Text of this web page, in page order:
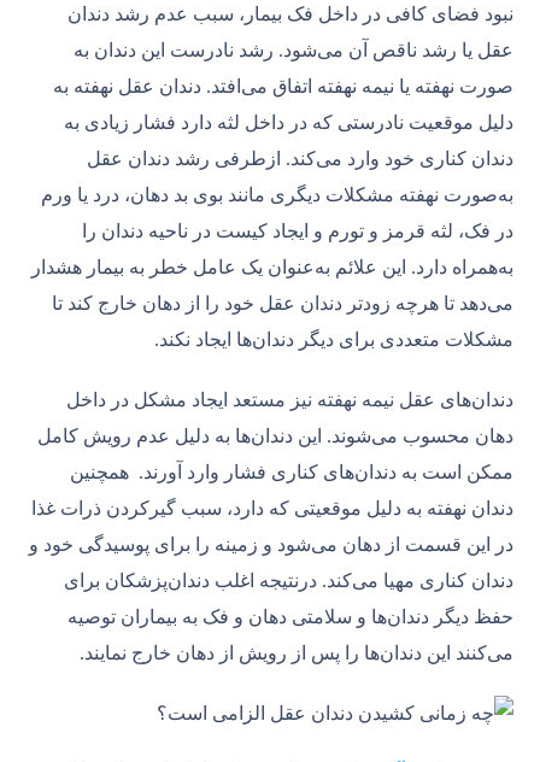
نبود فضای کافی در داخل فک بیمار، سبب عدم رشد دندان
عقل یا رشد ناقص آن می‌شود. رشد نادرست این دندان به
صورت نهفته یا نیمه نهفته اتفاق می‌افتد. دندان‌ عقل نهفته به
دلیل موقعیت نادرستی که در داخل لثه دارد فشار زیادی به
دندان کناری خود وارد می‌کند. ازطرفی رشد دندان عقل
به‌صورت نهفته مشکلات دیگری مانند بوی بد دهان، درد یا ورم
در فک، لثه قرمز و تورم و ایجاد کیست در ناحیه دندان را
به‌همراه دارد. این علائم به‌عنوان یک عامل خطر به بیمار هشدار
می‌دهد تا هرچه زودتر دندان عقل خود را از دهان خارج کند تا
مشکلات متعددی برای دیگر دندان‌ها ایجاد نکند.
دندان‌های عقل نیمه نهفته نیز مستعد ایجاد مشکل در داخل
دهان محسوب می‌شوند. این دندان‌ها به دلیل عدم رویش کامل
ممکن است به دندان‌های کناری فشار وارد آورند. همچنین
دندان نهفته به دلیل موقعیتی که دارد، سبب گیرکردن ذرات غذا
در این قسمت از دهان می‌شود و زمینه را برای پوسیدگی خود و
دندان‌ کناری مهیا می‌کند. درنتیجه اغلب دندان‌پزشکان برای
حفظ دیگر دندان‌ها و سلامتی دهان و فک به بیماران توصیه
می‌کنند این دندان‌ها را پس‌ از رویش از دهان خارج نمایند.